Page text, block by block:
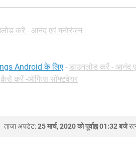
करें - आनंद एवं मनोरंजन
Android के लिए - डाउनलोड करें - आनंद
कैसे करें -ऑफिस सॉफ्टवेयर
ताजा अपडेट:25 मार्च, 2020 को पूर्वाह्न 01:32 बजे